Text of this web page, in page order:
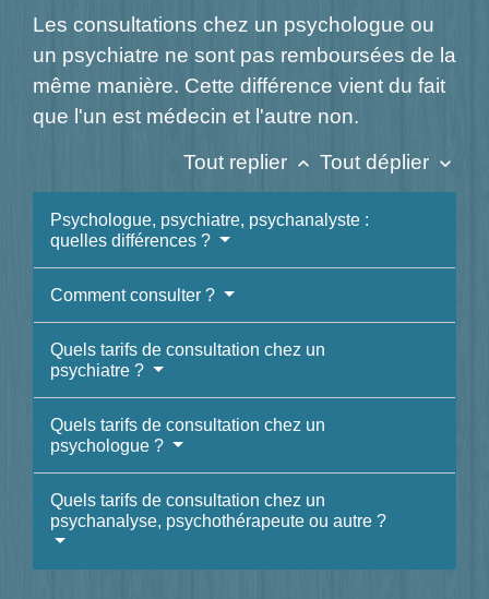
Les consultations chez un psychologue ou
un psychiatre ne sont pas remboursées de la
même manière. Cette différence vient du fait
que l'un est médecin et l'autre non.
Tout replier keyboard_arrow_up Tout déplier keyboard_arrow_down
Psychologue, psychiatre, psychanalyste :
quelles différences ?
Comment consulter ?
Quels tarifs de consultation chez un
psychiatre ?
Quels tarifs de consultation chez un
psychologue ?
Quels tarifs de consultation chez un
psychanalyse, psychothérapeute ou autre ?